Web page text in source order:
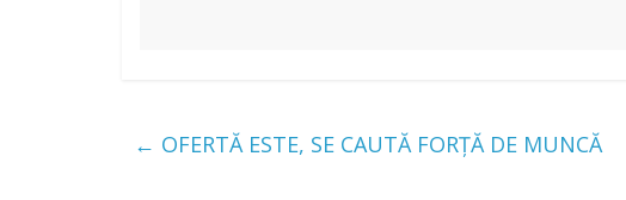
← OFERTĂ ESTE, SE CAUTĂ FORȚĂ DE MUNCĂ